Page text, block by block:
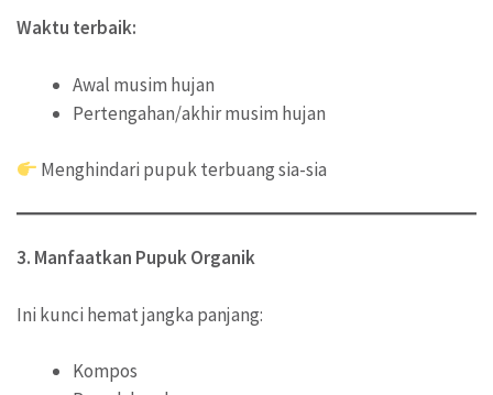
Waktu terbaik:
Awal musim hujan
Pertengahan/akhir musim hujan
Menghindari pupuk terbuang sia-sia
3. Manfaatkan Pupuk Organik
Ini kunci hemat jangka panjang:
Kompos